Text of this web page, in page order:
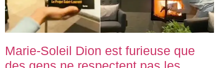
Marie-Soleil Dion est furieuse que